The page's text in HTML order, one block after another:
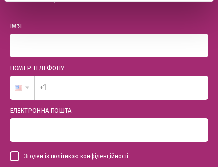
ІМ'Я
НОМЕР ТЕЛЕФОНУ
ЕЛЕКТРОННА ПОШТА
Згоден із політикою конфіденційності